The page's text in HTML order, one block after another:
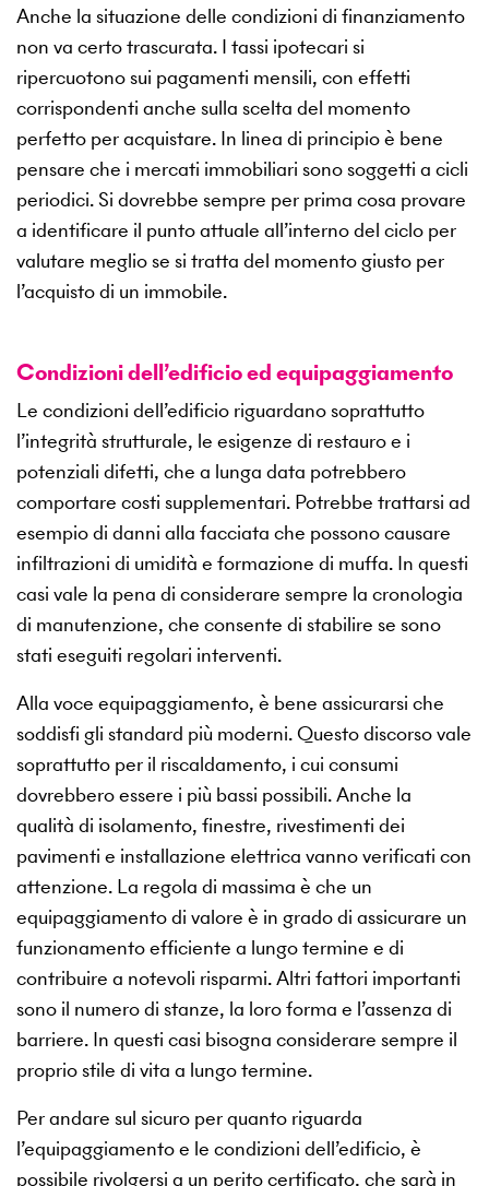
Anche la situazione delle condizioni di finanziamento
non va certo trascurata. I tassi ipotecari si
ripercuotono sui pagamenti mensili, con effetti
corrispondenti anche sulla scelta del momento
perfetto per acquistare. In linea di principio è bene
pensare che i mercati immobiliari sono soggetti a cicli
periodici. Si dovrebbe sempre per prima cosa provare
a identificare il punto attuale all’interno del ciclo per
valutare meglio se si tratta del momento giusto per
l’acquisto di un immobile.
Condizioni dell’edificio ed equipaggiamento
Le condizioni dell’edificio riguardano soprattutto
l’integrità strutturale, le esigenze di restauro e i
potenziali difetti, che a lunga data potrebbero
comportare costi supplementari. Potrebbe trattarsi ad
esempio di danni alla facciata che possono causare
infiltrazioni di umidità e formazione di muffa. In questi
casi vale la pena di considerare sempre la cronologia
di manutenzione, che consente di stabilire se sono
stati eseguiti regolari interventi.
Alla voce equipaggiamento, è bene assicurarsi che
soddisfi gli standard più moderni. Questo discorso vale
soprattutto per il riscaldamento, i cui consumi
dovrebbero essere i più bassi possibili. Anche la
qualità di isolamento, finestre, rivestimenti dei
pavimenti e installazione elettrica vanno verificati con
attenzione. La regola di massima è che un
equipaggiamento di valore è in grado di assicurare un
funzionamento efficiente a lungo termine e di
contribuire a notevoli risparmi. Altri fattori importanti
sono il numero di stanze, la loro forma e l’assenza di
barriere. In questi casi bisogna considerare sempre il
proprio stile di vita a lungo termine.
Per andare sul sicuro per quanto riguarda
l’equipaggiamento e le condizioni dell’edificio, è
possibile rivolgersi a un perito certificato, che sarà in